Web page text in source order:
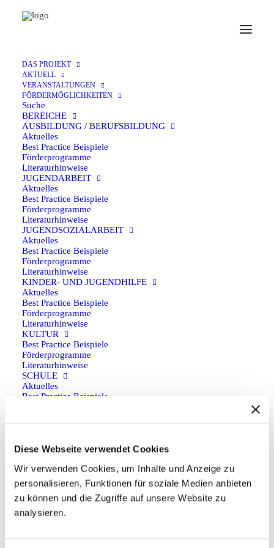
Diese Webseite verwendet Cookies
Wir verwenden Cookies, um Inhalte und Anzeige zu
personalisieren, Funktionen für soziale Medien anbieten
zu können und die Zugriffe auf unsere Website zu
analysieren.
DAS PROJEKT
AKTUELL
VERANSTALTUNGEN
FÖRDERMÖGLICHKEITEN
Suche
BEREICHE
AUSBILDUNG / BERUFSBILDUNG
Aktuelles
Best Practice Beispiele
Förderprogramme
Literaturhinweise
JUGENDARBEIT
Aktuelles
Best Practice Beispiele
Förderprogramme
Literaturhinweise
JUGENDSOZIALARBEIT
Aktuelles
Best Practice Beispiele
Förderprogramme
Literaturhinweise
KINDER- UND JUGENDHILFE
Aktuelles
Best Practice Beispiele
Förderprogramme
Literaturhinweise
KULTUR
Best Practice Beispiele
Förderprogramme
Literaturhinweise
SCHULE
Aktuelles
Best Practice Beispiele
Förderprogramme
PROGRAMMARTEN
BEGEGNUNG
Förderprogramme
FACHKRÄFTEAUSTAUSCH
Förderprogramme
FREIWILLIGENDIENST
25. Februar 2025
Aktuelles Kinder-und
Jugendhilfe
Reaktionder Stiftung Deutsch-Russischer
Jugendaustausch zum russischen Angriff auf die
Ukraine und
Förderstatus
Gerade im Krieg ist Jugendarbeit wichtig
Zurück
Kontakt
Anfahrt
Anfahrt auf Google Maps planen
Social